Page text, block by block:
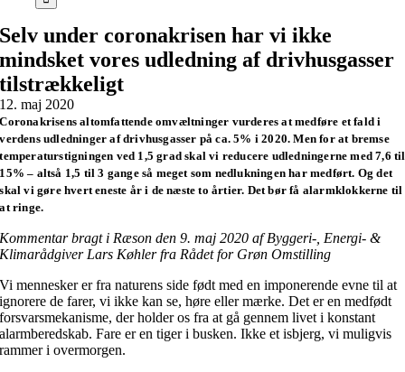
Selv under coronakrisen har vi ikke
mindsket vores udledning af drivhusgasser
tilstrækkeligt
12. maj 2020
Coronakrisens altomfattende omvæltninger vurderes at medføre et fald i
verdens udledninger af drivhusgasser på ca. 5% i 2020. Men for at bremse
temperaturstigningen ved 1,5 grad skal vi reducere udledningerne med 7,6 til
15% – altså 1,5 til 3 gange så meget som nedlukningen har medført. Og det
skal vi gøre hvert eneste år i de næste to årtier. Det bør få alarmklokkerne til
at ringe.
Kommentar bragt i Ræson den 9. maj 2020 af Byggeri-, Energi- &
Klimarådgiver Lars Køhler fra Rådet for Grøn Omstilling
Vi mennesker er fra naturens side født med en imponerende evne til at
ignorere de farer, vi ikke kan se, høre eller mærke. Det er en medfødt
forsvarsmekanisme, der holder os fra at gå gennem livet i konstant
alarmberedskab. Fare er en tiger i busken. Ikke et isbjerg, vi muligvis
rammer i overmorgen.